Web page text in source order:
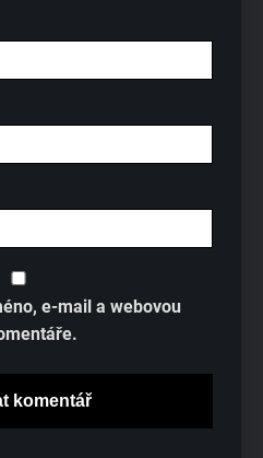
e-mail a webovou